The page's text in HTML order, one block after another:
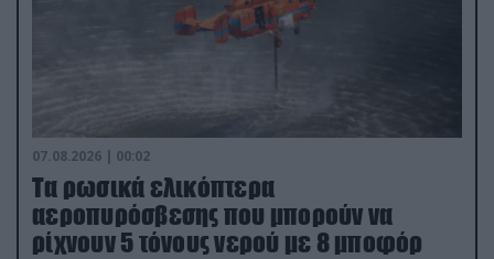
07.08.2026 | 00:02
Τα ρωσικά ελικόπτερα
αεροπυρόσβεσης που μπορούν να
ρίχνουν 5 τόνους νερού με 8 μποφόρ